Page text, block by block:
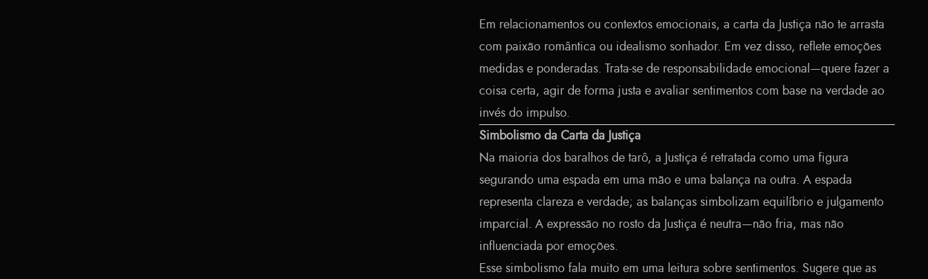
Em relacionamentos ou contextos emocionais, a carta da Justiça não te arrasta
com paixão romântica ou idealismo sonhador. Em vez disso, reflete emoções
medidas e ponderadas. Trata-se de responsabilidade emocional—quere fazer a
coisa certa, agir de forma justa e avaliar sentimentos com base na verdade ao
invés do impulso.
Simbolismo da Carta da Justiça
Na maioria dos baralhos de tarô, a Justiça é retratada como uma figura
segurando uma espada em uma mão e uma balança na outra. A espada
representa clareza e verdade; as balanças simbolizam equilíbrio e julgamento
imparcial. A expressão no rosto da Justiça é neutra—não fria, mas não
influenciada por emoções.
Esse simbolismo fala muito em uma leitura sobre sentimentos. Sugere que as